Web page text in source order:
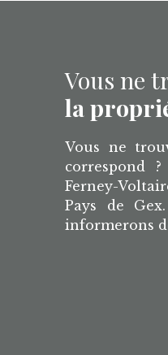
Vous ne
la
Vous ne
correspond ?
Ferney-
Pays de
informerons